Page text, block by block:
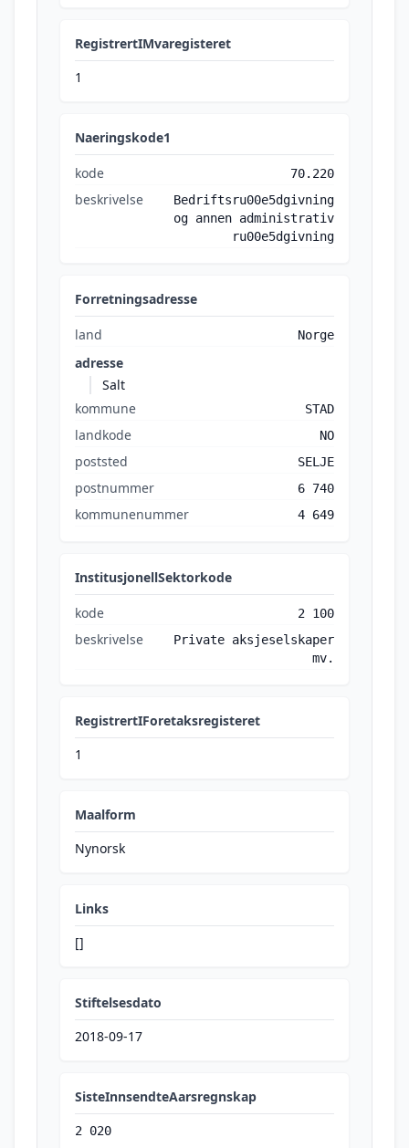
RegistrertIMvaregisteret
1
Naeringskode1
kode 70.220
beskrivelse
Bedriftsru00e5dgivning
og annen administrativ
ru00e5dgivning
Forretningsadresse
land Norge
adresse
Salt
kommune
STAD
landkode NO
poststed SELJE
postnummer 6 740
kommunenummer 4 649
InstitusjonellSektorkode
kode 2 100
beskrivelse
Private aksjeselskaper
mv.
RegistrertIForetaksregisteret
1
Maalform
Nynorsk
Links
[]
Stiftelsesdato
2018-09-17
SisteInnsendteAarsregnskap
2 020